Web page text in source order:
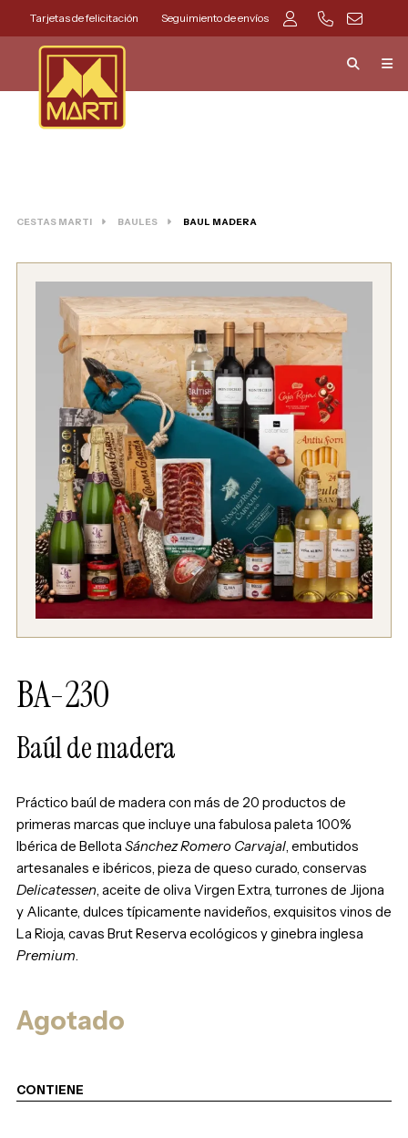
Tarjetas de felicitación Seguimiento de envíos
CESTAS MARTI BAULES BAUL MADERA
BA-230
Baúl de madera
Práctico baúl de madera con más de 20 productos de
primeras marcas que incluye una fabulosa paleta 100%
Ibérica de Bellota Sánchez Romero Carvajal, embutidos
artesanales e ibéricos, pieza de queso curado, conservas
Delicatessen, aceite de oliva Virgen Extra, turrones de Jijona
y Alicante, dulces típicamente navideños, exquisitos vinos de
La Rioja, cavas Brut Reserva ecológicos y ginebra inglesa
Premium.
Agotado
CONTIENE